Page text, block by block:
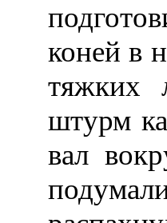
коней в
тяжких
штурм
вал